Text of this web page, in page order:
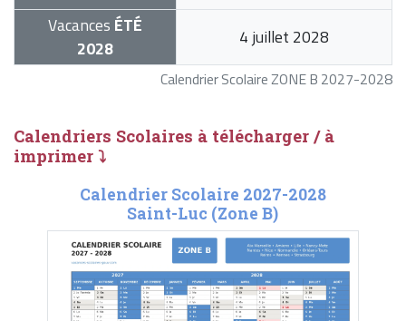
Calendrier Scolaire ZONE B 2027-2028
Vacances ÉTÉ
2028
4 juillet 2028
Calendriers Scolaires à télécharger / à
imprimer ⤵
Calendrier Scolaire 2027-2028
Saint-Luc (Zone B)